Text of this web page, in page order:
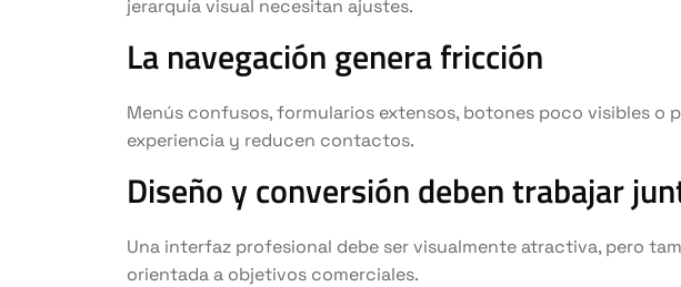
jerarquía visual necesitan ajustes.
La navegación genera fricción
Menús confusos, formularios extensos, botones poco visibles o
experiencia y reducen contactos.
Diseño y conversión deben trabajar
Una interfaz profesional debe ser visualmente atractiva, pero
orientada a objetivos comerciales.